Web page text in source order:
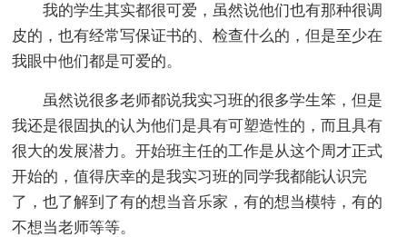
我的学生其实都很可爱，虽然说他们也有那种很调
皮的，也有经常写保证书的、检查什么的，但是至少在
我眼中他们都是可爱的。
虽然说很多老师都说我实习班的很多学生笨，但是
我还是很固执的认为他们是具有可塑造性的，而且具有
很大的发展潜力。开始班主任的工作是从这个周才正式
开始的，值得庆幸的是我实习班的同学我都能认识完
了，也了解到了有的想当音乐家，有的想当模特，有的
不想当老师等等。